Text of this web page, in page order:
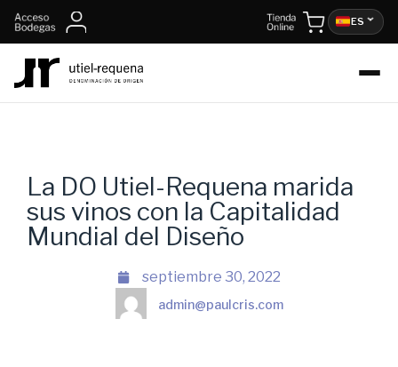
ES
La DO Utiel-Requena marida
sus vinos con la Capitalidad
Mundial del Diseño
septiembre 30, 2022
admin@paulcris.com